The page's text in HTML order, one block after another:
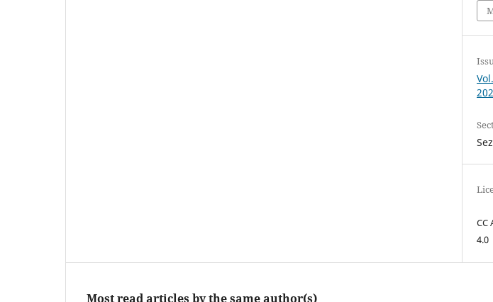
CC
4.0
Most read articles by the same author(s)